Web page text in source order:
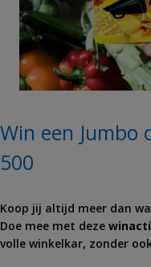
Win een
500
Koop jij altijd meer dan
Doe mee met deze
volle winkelkar, zonder